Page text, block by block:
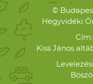
©
Hegyvidéki
Cím:
Kiss János